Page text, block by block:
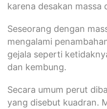
karena desakan massa
Seseorang dengan
mengalami
gejala seperti
dan kembung.
Secara umum perut
yang disebut kuadran.